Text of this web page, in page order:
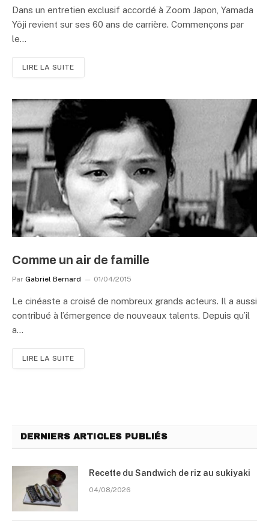
Dans un entretien exclusif accordé à Zoom Japon, Yamada
Yôji revient sur ses 60 ans de carrière. Commençons par
le…
LIRE LA SUITE
Comme un air de famille
Par Gabriel Bernard 01/04/2015
Le cinéaste a croisé de nombreux grands acteurs. Il a aussi
contribué à l’émergence de nouveaux talents. Depuis qu’il
a…
LIRE LA SUITE
DERNIERS ARTICLES PUBLIÉS
Recette du Sandwich de riz au sukiyaki
04/08/2026